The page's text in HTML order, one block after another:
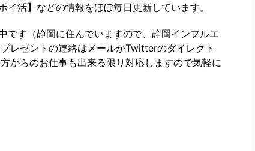
活】などの情報をほぼ毎日更新しています。
です（静岡に住んでいますので、静岡インフルエ
レゼントの連絡はメールかTwitterのダイレクト
からのお仕事も出来る限り対応しますので気軽に